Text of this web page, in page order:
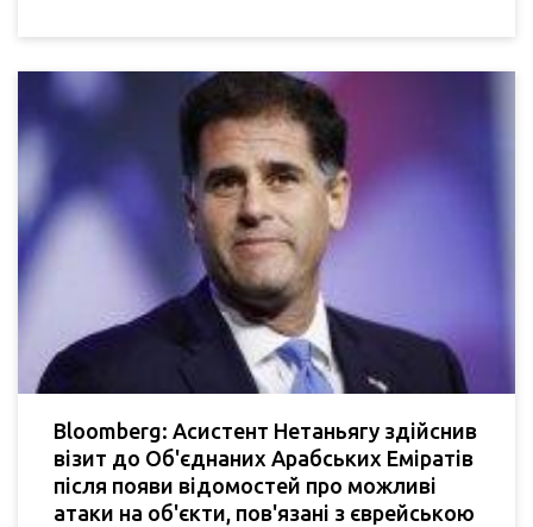
Bloomberg: Асистент Нетаньягу здійснив
візит до Об'єднаних Арабських Еміратів
після появи відомостей про можливі
атаки на об'єкти, пов'язані з єврейською